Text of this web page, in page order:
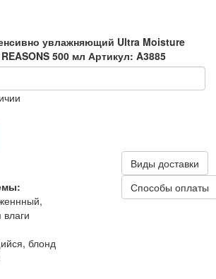
увлажняющий Ultra Moisture
500 мл Артикул: A3885
блонд
Виды доставки
Способы оплаты